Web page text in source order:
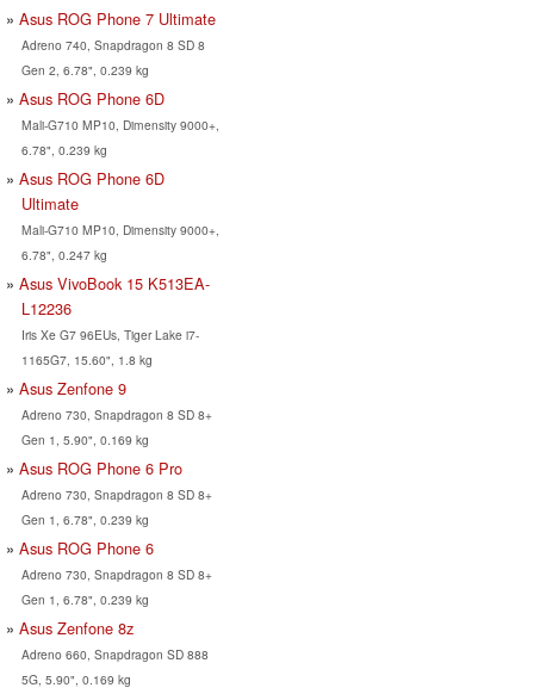
Asus ROG Phone 7 Ultimate
Adreno 740, Snapdragon 8 SD 8
Gen 2, 6.78", 0.239 kg
Asus ROG Phone 6D
Mali-G710 MP10, Dimensity 9000+,
6.78", 0.239 kg
Asus ROG Phone 6D
Ultimate
Mali-G710 MP10, Dimensity 9000+,
6.78", 0.247 kg
Asus VivoBook 15 K513EA-
L12236
Iris Xe G7 96EUs, Tiger Lake i7-
1165G7, 15.60", 1.8 kg
Asus Zenfone 9
Adreno 730, Snapdragon 8 SD 8+
Gen 1, 5.90", 0.169 kg
Asus ROG Phone 6 Pro
Adreno 730, Snapdragon 8 SD 8+
Gen 1, 6.78", 0.239 kg
Asus ROG Phone 6
Adreno 730, Snapdragon 8 SD 8+
Gen 1, 6.78", 0.239 kg
Asus Zenfone 8z
Adreno 660, Snapdragon SD 888
5G, 5.90", 0.169 kg